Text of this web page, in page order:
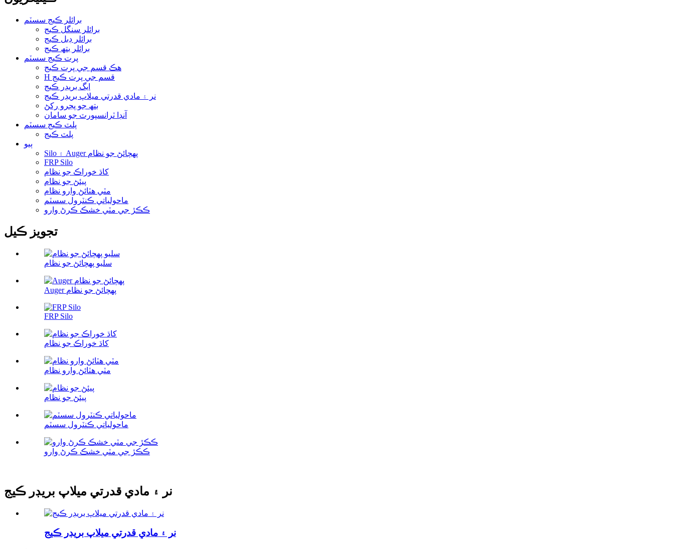
برائلر ڪيج سسٽم
برائلر سنگل ڪيج
برائلر ڊبل ڪيج
برائلر بتھ ڪيج
پرت ڪيج سسٽم
هڪ قسم جي پرت ڪيج
H قسم جي پرت ڪيج
ايگ بريڊر ڪيج
نر ۽ مادي قدرتي ميلاپ بريڊر ڪيج
بتھ جو پڃرو رکڻ
آنڊا ٽرانسپورٽ جو سامان
پلٽ ڪيج سسٽم
پلٽ ڪيج
ٻيو
Silo ۽ Auger پهچائڻ جو نظام
FRP Silo
کاڌ خوراڪ جو نظام
پيئڻ جو نظام
مٽي هٽائڻ وارو نظام
ماحولياتي ڪنٽرول سسٽم
ڪڪڙ جي مٽي خشڪ ڪرڻ وارو
تجويز ڪيل
سليو پهچائڻ جو نظام
Auger پهچائڻ جو نظام
FRP Silo
کاڌ خوراڪ جو نظام
مٽي هٽائڻ وارو نظام
پيئڻ جو نظام
ماحولياتي ڪنٽرول سسٽم
ڪڪڙ جي مٽي خشڪ ڪرڻ وارو
نر ۽ مادي قدرتي ميلاپ بريڊر ڪيج
نر ۽ مادي قدرتي ميلاپ بريڊر ڪيج